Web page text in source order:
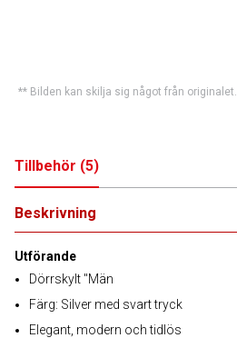
** Bilden kan skilja sig något från originalet.
Tillbehör (5)
Beskrivning
Utförande
Dörrskylt "Män
Färg: Silver med svart tryck
Elegant, modern och tidlös